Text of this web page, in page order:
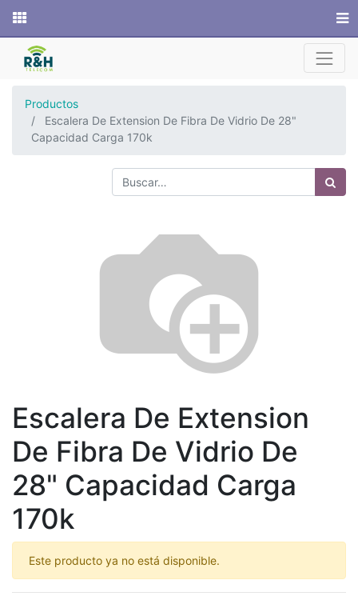
Productos
Escalera De Extension De Fibra De Vidrio De 28"
Capacidad Carga 170k
Escalera De Extension
De Fibra De Vidrio De
28" Capacidad Carga
170k
Este producto ya no está disponible.